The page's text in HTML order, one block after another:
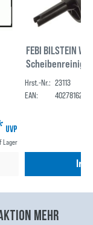
UVP
Lager
FEBI BILSTEIN
Hrst.-Nr.: 23113
EAN:
In
mehr